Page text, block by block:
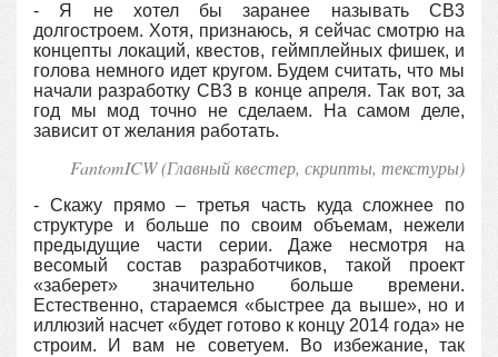
- Я не хотел бы заранее называть СВ3
долгостроем. Хотя, признаюсь, я сейчас смотрю на
концепты локаций, квестов, геймплейных фишек, и
голова немного идет кругом. Будем считать, что мы
начали разработку СВ3 в конце апреля. Так вот, за
год мы мод точно не сделаем. На самом деле,
зависит от желания работать.
FantomICW (Главный квестер, скрипты, текстуры)
- Скажу прямо – третья часть куда сложнее по
структуре и больше по своим объемам, нежели
предыдущие части серии. Даже несмотря на
весомый состав разработчиков, такой проект
«заберет» значительно больше времени.
Естественно, стараемся «быстрее да выше», но и
иллюзий насчет «будет готово к концу 2014 года» не
строим. И вам не советуем. Во избежание, так